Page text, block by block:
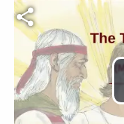
Fichier vidéo